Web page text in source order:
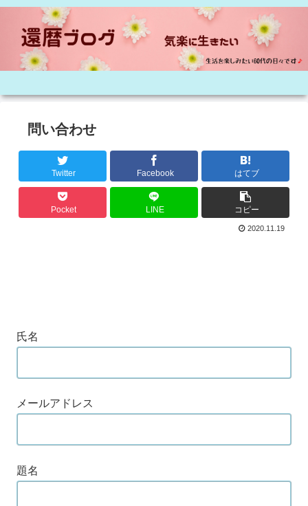
問い合わせ
Twitter Facebook はてブ
Pocket LINE コピー
2020.11.19
氏名
メールアドレス
題名